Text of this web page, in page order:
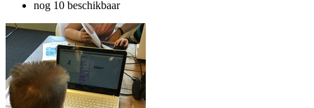
nog 10 beschikbaar